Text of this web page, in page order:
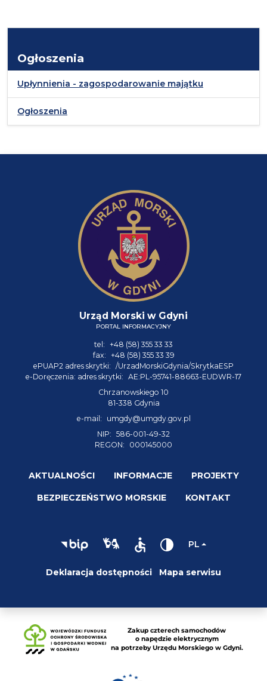
Ogłoszenia
Upłynnienia - zagospodarowanie majątku
Ogłoszenia
Urząd Morski w Gdyni
PORTAL INFORMACYJNY
tel: +48 (58) 355 33 33
fax: +48 (58) 355 33 39
ePUAP2 adres skrytki: /UrzadMorskiGdynia/SkrytkaESP
e-Doręczenia: adres skrytki: AE:PL-95741-88663-EUDWR-17
Chrzanowskiego 10
81-338 Gdynia
e-mail:
umgdy@umgdy.gov.pl
NIP: 586-001-49-32
REGON:
000145000
AKTUALNOŚCI INFORMACJE PROJEKTY
BEZPIECZEŃSTWO MORSKIE KONTAKT
PL
Deklaracja dostępności Mapa serwisu